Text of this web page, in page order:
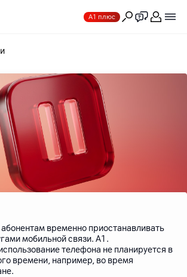
А1 плюс
абонентам временно приостанавливать
мобильной связи. A1.
телефона не планируется в
времени, например, во время